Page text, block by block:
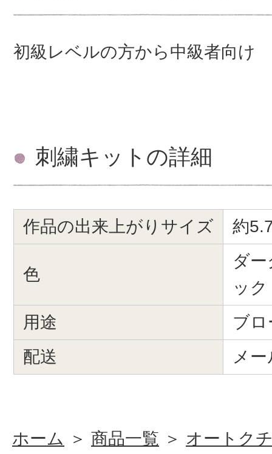
初級レベルの方から中級者向け
刺繍キットの詳細
作品の出来上がりサイズ 約
色
ダ
ック
用途
ブロ
配送
メ
ホーム ＞ 商品一覧 ＞ オートク